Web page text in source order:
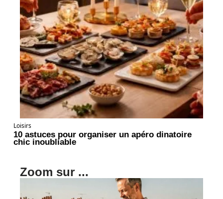
Loisirs
10 astuces pour organiser un apéro dinatoire
chic inoubliable
Zoom sur ...